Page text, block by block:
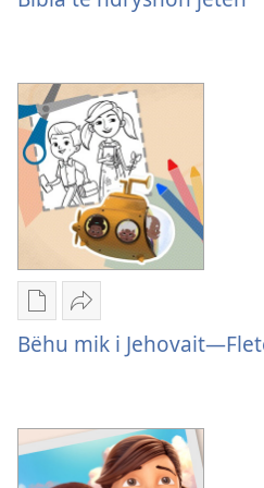
Mundësitë
e
Bëhu
mik
Dërgo
Bëhu
—
Fletë
Bëhu mik i